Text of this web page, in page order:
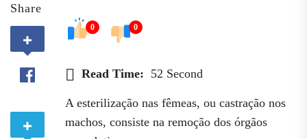
Share
0 0
Read Time: 52 Second
A esterilização nas fêmeas, ou castração nos
machos, consiste na remoção dos órgãos